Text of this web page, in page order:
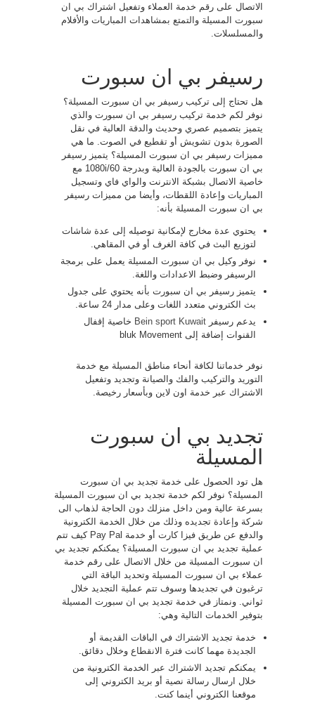
الاتصال على رقم خدمة العملاء وتفعيل اشتراك بي ان
سبورت المسيلة والتمتع بمشاهدات المباريات والأفلام
والمسلسلات.
رسيفر بي ان سبورت
هل تحتاج إلى تركيب رسيفر بي ان سبورت المسيلة؟
نوفر لكم خدمة تركيب رسيفر بي ان سبورت والذي
يتميز بتصميم عصري وحديث والدقة العالية في نقل
الصورة بدون تشويش أو تقطيع في الصوت. ما هي
مميزات رسيفر بي ان سبورت المسيلة؟ يتميز رسيفر
بي ان سبورت بالجودة العالية وبدرجة 1080i/60 مع
خاصية الاتصال بشبكة الانترنت والواي فاي وتسجيل
المباريات وإعادة اللقطات، وأيضا من مميزات رسيفر
بي ان سبورت المسيلة بأنه:
يحتوي عدة مخارج لإمكانية توصيله إلى عدة شاشات
لتوزيع البث في كافة الغرف أو في المقاهي.
نوفر وكيل بي ان سبورت المسيلة يعمل على برمجة
الرسيفر وضبط الاعدادات واللغة.
يتميز رسيفر بي ان سبورت بأنه يحتوي على جدول
بث الكتروني متعدد اللغات وعلى مدار 24 ساعة.
يدعم رسيفر Bein sport Kuwait خاصية إقفال
القنوات إضافة إلى bluk Movement
نوفر خدماتنا لكافة أنحاء مناطق المسيلة مع خدمة
التوريد والتركيب والفك والصيانة وتجديد وتفعيل
الاشتراك عبر خدمة اون لاين وبأسعار رخيصة.
تجديد بي ان سبورت
المسيلة
هل تود الحصول على خدمة تجديد بي ان سبورت
المسيلة؟ نوفر لكم خدمة تجديد بي ان سبورت المسيلة
بسرعة عالية ومن داخل منزلك دون الحاجة لذهاب الى
شركة وإعادة تجديده وذلك من خلال الخدمة الكترونية
والدفع عن طريق فيزا كارت أو خدمة Pay Pal كيف تتم
عملية تجديد بي ان سبورت المسيلة؟ يمكنكم تجديد بي
ان سبورت المسيلة من خلال الاتصال على رقم خدمة
عملاء بي ان سبورت المسيلة وتحديد الباقة التي
ترغبون في تجديدها وسوف تتم عملية التجديد خلال
ثواني. ونمتاز في خدمة تجديد بي ان سبورت المسيلة
بتوفير الخدمات التالية وهي:
خدمة تجديد الاشتراك في الباقات القديمة أو
الجديدة مهما كانت فترة الانقطاع وخلال دقائق.
يمكنكم تجديد الاشتراك عبر الخدمة الكترونية من
خلال ارسال رسالة نصية أو بريد الكتروني إلى
موقعنا الكتروني أينما كنت.